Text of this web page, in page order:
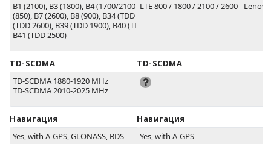
B1 (2100), B3(1800), B4(1700/2100 AWS 1), B5
(850), B7(2600), B8(900), B34(TDD 2100)
(TDD 2600), B39(TDD 1900), B40(TDD 2300)
B41 (TDD 2500)
TD-SCDMA
TD-SCDMA 1880-1920 MHz
TD-SCDMA 2010-2025 MHz
Навигация
Yes, with A-GPS, GLONASS, BDS
LTE 800 / 1800 / 2100 / 2600 -
TD-SCDMA
Навигация
Yes, with A-GPS